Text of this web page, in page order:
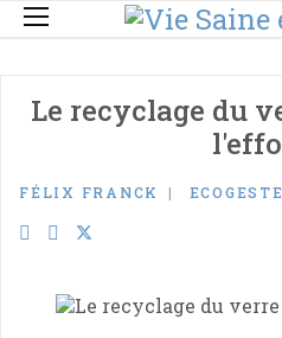
Le recyclage du
FÉLIX FRANCK